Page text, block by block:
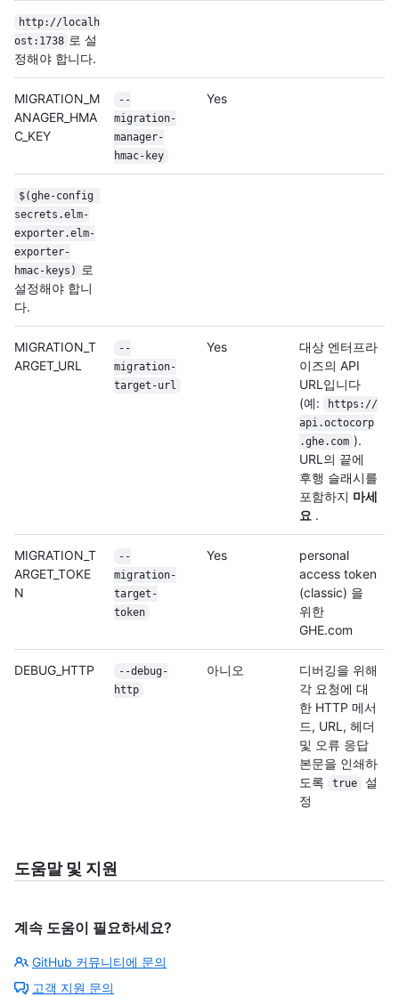
http://localh
ost:1738 로 설
정해야 합니다.
MIGRATION_M
ANAGER_HMA
C_KEY
--
migration-
manager-
hmac-key
Yes
$(ghe-config
secrets.elm-
exporter.elm-
exporter-
hmac-keys)
로
설정해야 합니
다.
MIGRATION_T
ARGET_URL
--
migration-
target-url
Yes
대상 엔터프라
이즈의 API
URL입니다
(예:
https://
api.octocorp
.ghe.com ).
URL의 끝에
후행 슬래시를
포함하지 마세
요 .
MIGRATION_T
ARGET_TOKE
N
--
migration-
target-
token
Yes
personal
access token
(classic) 을
위한
GHE.com
DEBUG_HTTP
--debug-
http
아니오
디버깅을 위해
각 요청에 대
한 HTTP 메서
드, URL, 헤더
및 오류 응답
본문을 인쇄하
도록
true
설
정
도움말 및 지원
계속 도움이 필요하세요?
GitHub 커뮤니티에 문의
고객 지원 문의